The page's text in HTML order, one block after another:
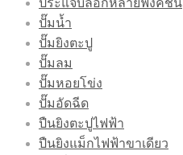
ปั๊มน้ำ
ปั๊มยิงตะปู
ปั๊มลม
ปั๊มหอยโข่ง
ปั๊มอัดฉีด
ปืนยิงตะปูไฟฟ้า
ปืนยิงแม็กไฟฟ้าขาเดียว